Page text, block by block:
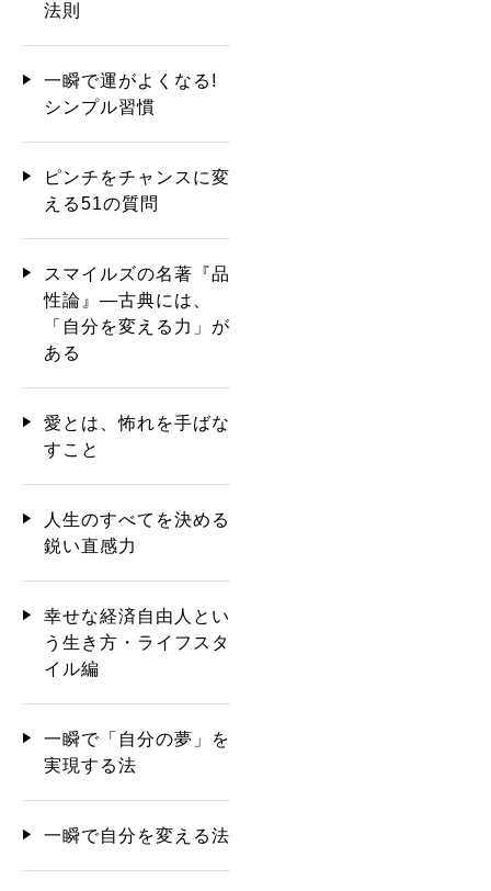
法則
一瞬で運がよくなる!
シンプル習慣
ピンチをチャンスに変
える51の質問
スマイルズの名著『品
性論』―古典には、
「自分を変える力」が
ある
愛とは、怖れを手ばな
すこと
人生のすべてを決める
鋭い直感力
幸せな経済自由人とい
う生き方・ライフスタ
イル編
一瞬で「自分の夢」を
実現する法
一瞬で自分を変える法